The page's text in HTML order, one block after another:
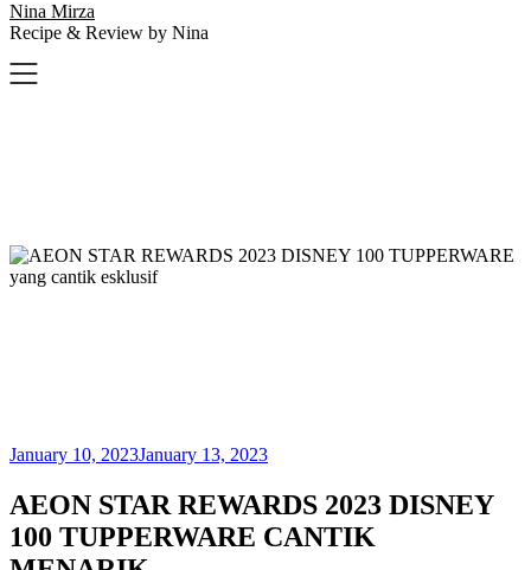
Nina Mirza
Recipe & Review by Nina
January 10, 2023January 13, 2023
AEON STAR REWARDS 2023 DISNEY
100 TUPPERWARE CANTIK